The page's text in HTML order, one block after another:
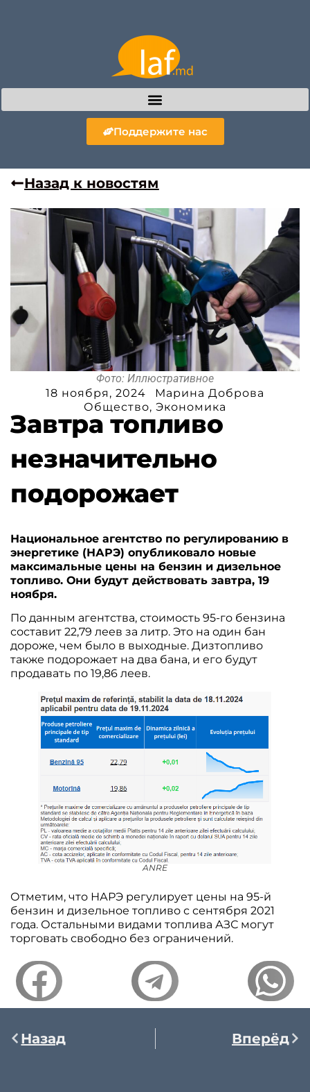
Поддержите нас
Назад к новостям
Фото: Иллюстративное
18 ноября, 2024
Марина Доброва
Общество, Экономика
Завтра топливо
незначительно
подорожает
Национальное агентство по регулированию в
энергетике (НАРЭ) опубликовало новые
максимальные цены на бензин и дизельное
топливо. Они будут действовать завтра, 19
ноября.
По данным агентства, стоимость 95-го бензина
составит 22,79 леев за литр. Это на один бан
дороже, чем было в выходные. Дизтопливо
также подорожает на два бана, и его будут
продавать по 19,86 леев.
ANRE
Отметим, что НАРЭ регулирует цены на 95-й
бензин и дизельное топливо с сентября 2021
года. Остальными видами топлива АЗС могут
торговать свободно без ограничений.
Назад Вперёд